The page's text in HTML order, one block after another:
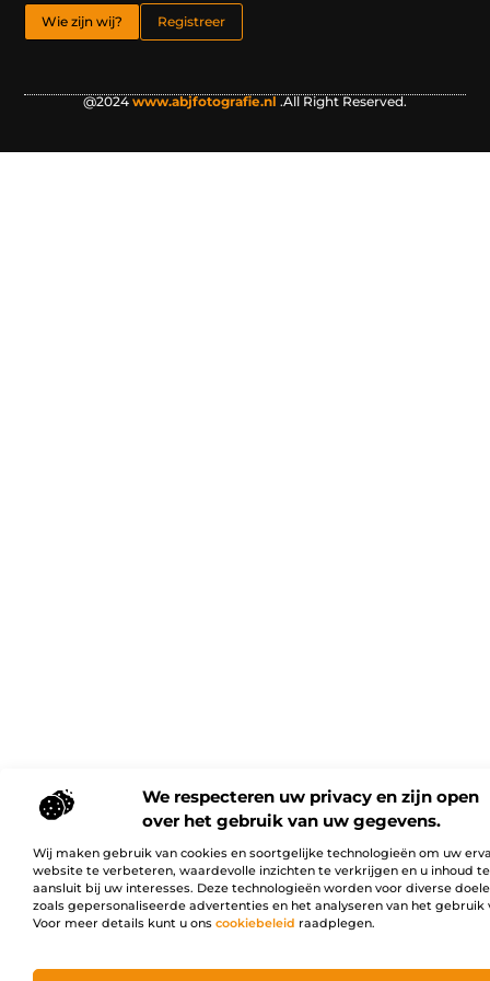
We respecteren uw privacy en zijn open
over het gebruik van uw gegevens.
Wij maken gebruik van cookies en soortgelijke technologieën om uw
website te verbeteren, waardevolle inzichten te verkrijgen en u inhoud
aansluit bij uw interesses. Deze technologieën worden voor diverse
zoals gepersonaliseerde advertenties en het analyseren van het gebruik
Voor meer details kunt u ons cookiebeleid raadplegen.
Wie zijn wij? Registreer
@2024www.abjfotografie.nl .All Right Reserved.